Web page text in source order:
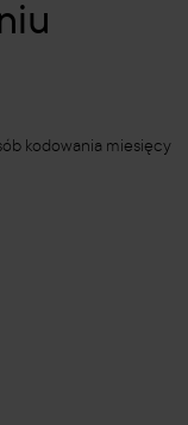
kodowania miesięcy